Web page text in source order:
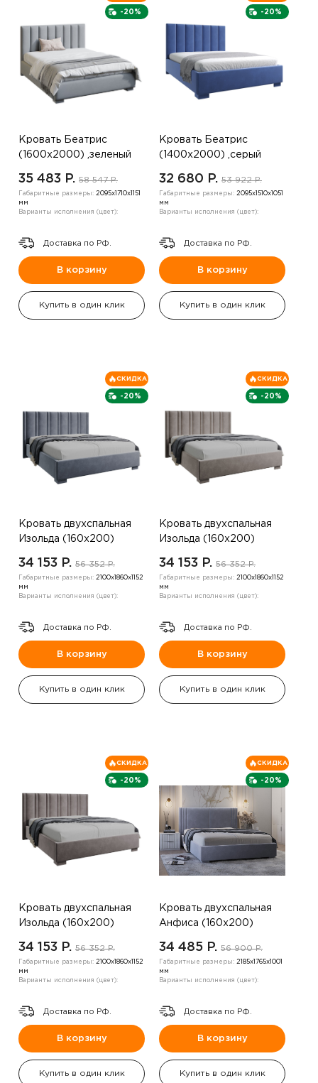
-20%
Кровать Беатрис
(1600х2000) ,зеленый
35 483 P. 58 547 P.
Габаритные размеры: 2095х1710х1151
мм
Варианты исполнения (цвет):
Доставка по РФ.
В корзину
Купить в один клик
-20%
Кровать Беатрис
(1400х2000) ,серый
32 680 P. 53 922 P.
Габаритные размеры: 2095х1510х1051
мм
Варианты исполнения (цвет):
Доставка по РФ.
В корзину
Купить в один клик
-20%
СКИДКА
Кровать двухспальная
Изольда (160х200)
34 153 P. 56 352 P.
Габаритные размеры: 2100х1860х1152
мм
Варианты исполнения (цвет):
Доставка по РФ.
В корзину
Купить в один клик
-20%
СКИДКА
Кровать двухспальная
Изольда (160х200)
34 153 P. 56 352 P.
Габаритные размеры: 2100х1860х1152
мм
Варианты исполнения (цвет):
Доставка по РФ.
В корзину
Купить в один клик
-20%
СКИДКА
Кровать двухспальная
Изольда (160х200)
34 153 P. 56 352 P.
Габаритные размеры: 2100х1860х1152
мм
Варианты исполнения (цвет):
Доставка по РФ.
В корзину
Купить в один клик
-20%
СКИДКА
Кровать двухспальная
Анфиса (160х200)
34 485 P. 56 900 P.
Габаритные размеры: 2185х1765х1001
мм
Варианты исполнения (цвет):
Доставка по РФ.
В корзину
Купить в один клик